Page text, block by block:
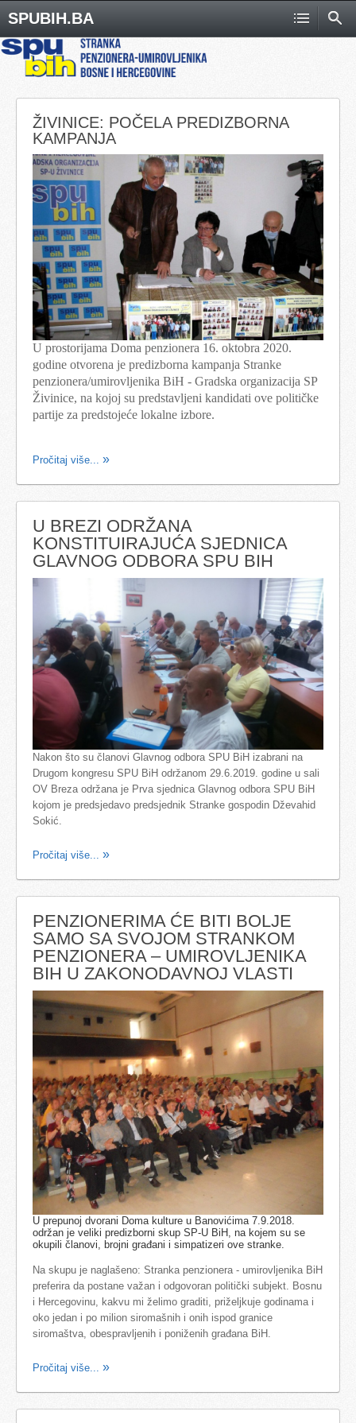
SPUBIH.BA
ŽIVINICE: POČELA PREDIZBORNA
KAMPANJA
U prostorijama Doma penzionera 16. oktobra 2020.
godine otvorena je predizborna kampanja Stranke
penzionera/umirovljenika BiH - Gradska organizacija SP
Živinice, na kojoj su predstavljeni kandidati ove političke
partije za predstojeće lokalne izbore.
Pročitaj više...
U BREZI ODRŽANA
KONSTITUIRAJUĆA SJEDNICA
GLAVNOG ODBORA SPU BIH
Nakon što su članovi Glavnog odbora SPU BiH izabrani na
Drugom kongresu SPU BiH održanom 29.6.2019. godine u sali
OV Breza održana je Prva sjednica Glavnog odbora SPU BiH
kojom je predsjedavo predsjednik Stranke gospodin Dževahid
Sokić.
Pročitaj više...
PENZIONERIMA ĆE BITI BOLJE
SAMO SA SVOJOM STRANKOM
PENZIONERA – UMIROVLJENIKA
BIH U ZAKONODAVNOJ VLASTI
U prepunoj dvorani Doma kulture u Banovićima 7.9.2018.
održan je veliki predizborni skup SP-U BiH, na kojem su se
okupili članovi, brojni građani i simpatizeri ove stranke.
Na skupu je naglašeno: Stranka penzionera - umirovljenika BiH
preferira da postane važan i odgovoran politički subjekt. Bosnu
i Hercegovinu, kakvu mi želimo graditi, priželjkuje godinama i
oko jedan i po milion siromašnih i onih ispod granice
siromaštva, obespravljenih i poniženih građana BiH.
Pročitaj više...